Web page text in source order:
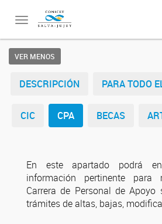
Toggle
VER MENOS
DESCRIPCIÓN PARA TODO
CIC CPA BECAS
En este apartado podrá
información pertinente
Carrera de Personal de Apoyo
trámites de altas, bajas,